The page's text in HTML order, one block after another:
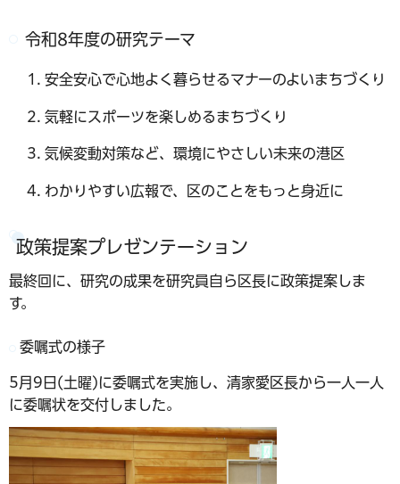
令和8年度の研究テーマ
安全安心で心地よく暮らせるマナーのよいまちづくり
気軽にスポーツを楽しめるまちづくり
気候変動対策など、環境にやさしい未来の港区
わかりやすい広報で、区のことをもっと身近に
政策提案プレゼンテーション
最終回に、研究の成果を研究員自ら区長に政策提案しま
す。
委嘱式の様子
5月9日(土曜)に委嘱式を実施し、清家愛区長から一人一人
に委嘱状を交付しました。